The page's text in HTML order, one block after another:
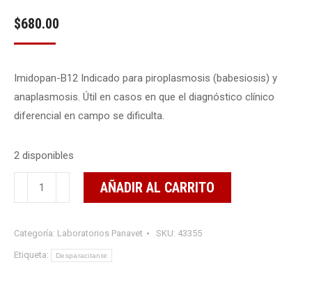
$680.00
Imidopan-B12 Indicado para piroplasmosis (babesiosis) y
anaplasmosis. Útil en casos en que el diagnóstico clínico
diferencial en campo se dificulta.
2 disponibles
Imidopan-
B12
ML
cantidad
AÑADIR AL CARRITO
Categoría: Laboratorios Panavet SKU: 43355
Etiqueta: Desparacitante